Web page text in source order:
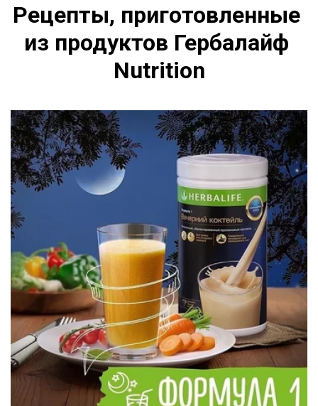
Рецепты, приготовленные
из продуктов Гербалайф
Nutrition